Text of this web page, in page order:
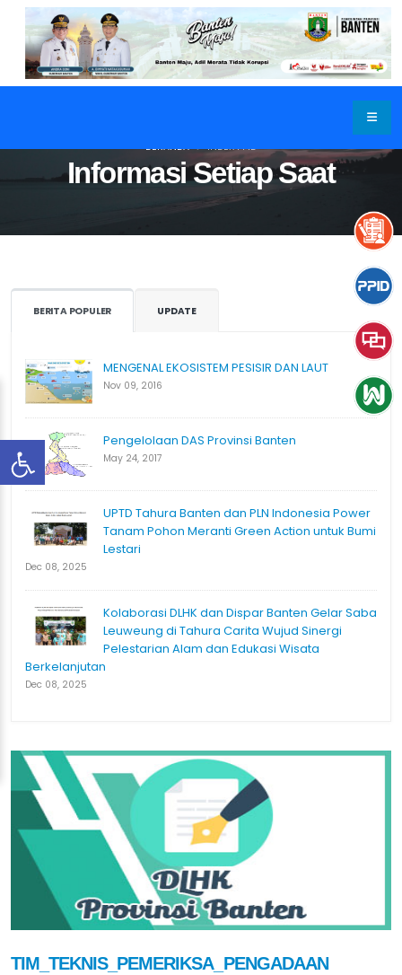
Informasi Setiap Saat
BERANDA INDEX PPID
BERITA POPULER UPDATE
MENGENAL EKOSISTEM PESISIR DAN LAUT
Nov 09, 2016
Pengelolaan DAS Provinsi Banten
May 24, 2017
UPTD Tahura Banten dan PLN Indonesia Power
Tanam Pohon Meranti Green Action untuk Bumi
Lestari
Dec 08, 2025
Kolaborasi DLHK dan Dispar Banten Gelar Saba
Leuweung di Tahura Carita Wujud Sinergi
Pelestarian Alam dan Edukasi Wisata
Berkelanjutan
Dec 08, 2025
TIM_TEKNIS_PEMERIKSA_PENGADAAN